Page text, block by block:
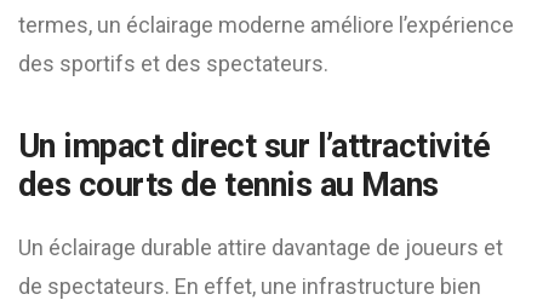
termes, un éclairage moderne améliore l’expérience
des sportifs et des spectateurs.
Un impact direct sur l’attractivité
des courts de tennis au Mans
Un éclairage durable attire davantage de joueurs et
de spectateurs. En effet, une infrastructure bien